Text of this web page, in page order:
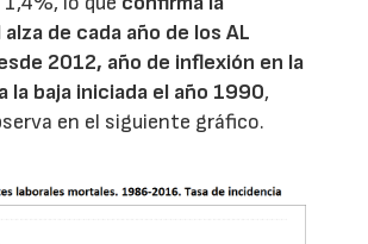
de cada año de los AL
2012, año de inflexión en la
la baja iniciada el año 1990,
en el siguiente gráfico.